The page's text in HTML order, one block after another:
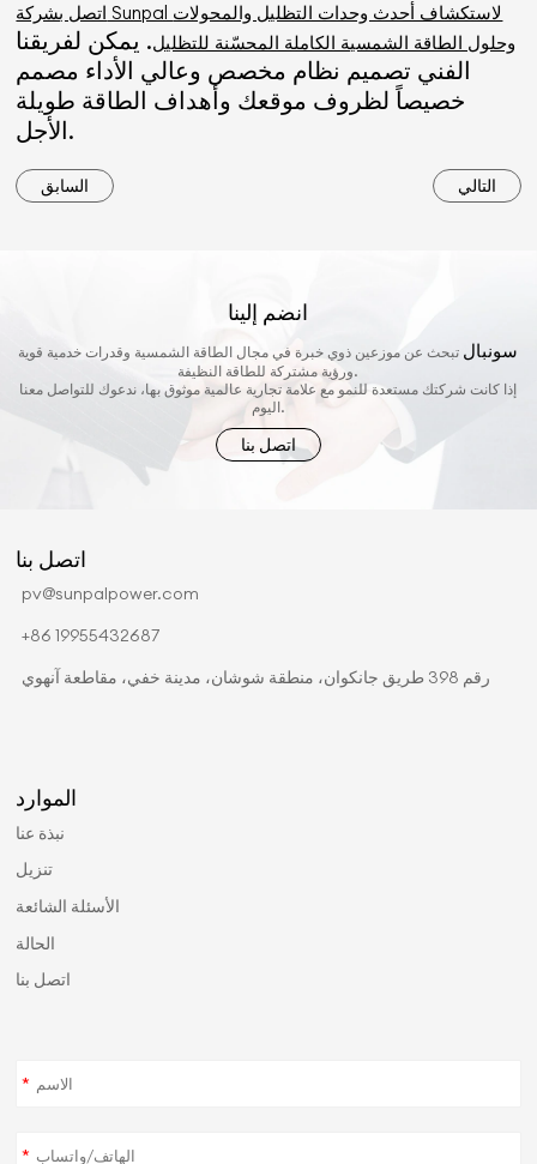
اتصل بشركة Sunpal لاستكشاف أحدث وحدات التظليل والمحولات
وحلول الطاقة الشمسية الكاملة المحسّنة للتظليل. يمكن لفريقنا
الفني تصميم نظام مخصص وعالي الأداء مصمم
خصيصاً لظروف موقعك وأهداف الطاقة طويلة
الأجل.
السابق التالي
انضم إلينا
سونبال تبحث عن موزعين ذوي خبرة في مجال الطاقة الشمسية وقدرات خدمية قوية
ورؤية مشتركة للطاقة النظيفة.
إذا كانت شركتك مستعدة للنمو مع علامة تجارية عالمية موثوق بها، ندعوك للتواصل معنا
اليوم.
اتصل بنا
اتصل بنا
pv@sunpalpower.com
+86 19955432687
رقم 398 طريق جانكوان، منطقة شوشان، مدينة خفي، مقاطعة آنهوي
الموارد
نبذة عنا
تنزيل
الأسئلة الشائعة
الحالة
اتصل بنا
*
*